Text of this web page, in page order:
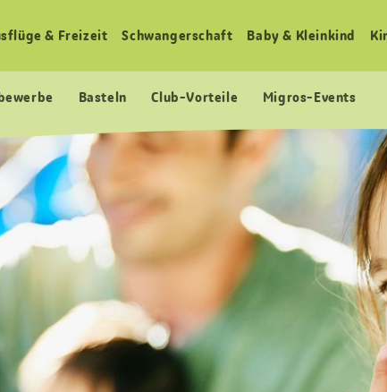
& Freizeit Schwangerschaft Baby & Kleinkind
Basteln Club-Vorteile Migros-Events